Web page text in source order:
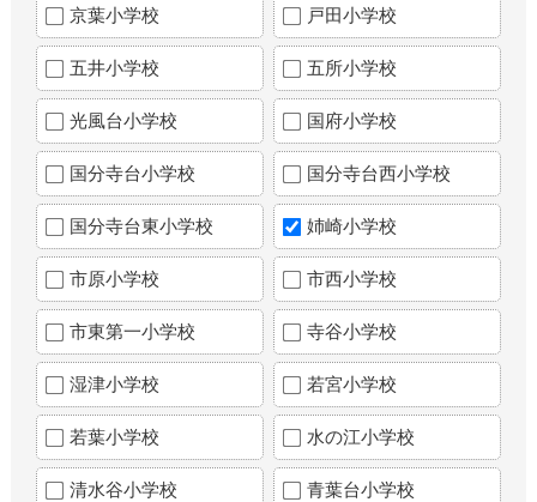
京葉小学校 戸田小学校
五井小学校 五所小学校
光風台小学校 国府小学校
国分寺台小学校 国分寺台西小学校
国分寺台東小学校 姉崎小学校
市原小学校 市西小学校
市東第一小学校 寺谷小学校
湿津小学校 若宮小学校
若葉小学校 水の江小学校
清水谷小学校 青葉台小学校